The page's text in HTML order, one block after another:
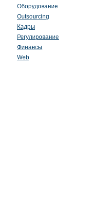
Оборудование
Outsourcing
Кадры
Регулирование
Финансы
Web